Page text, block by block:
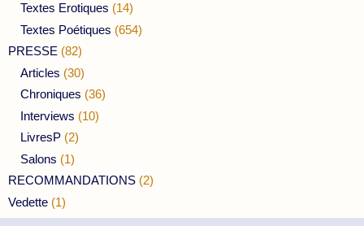
Textes Erotiques (14)
Textes Poétiques (654)
PRESSE (82)
Articles (30)
Chroniques (36)
Interviews (10)
LivresP (2)
Salons (1)
RECOMMANDATIONS (2)
Vedette (1)